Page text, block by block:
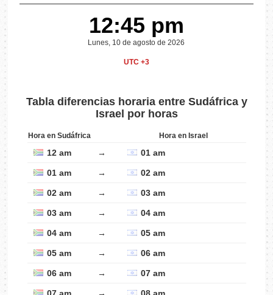
12:45 pm
Lunes, 10 de agosto de 2026
UTC +3
Tabla diferencias horaria entre Sudáfrica y
Israel por horas
Hora en Sudáfrica Hora en Israel
12 am → 01 am
01 am → 02 am
02 am → 03 am
03 am → 04 am
04 am → 05 am
05 am → 06 am
06 am → 07 am